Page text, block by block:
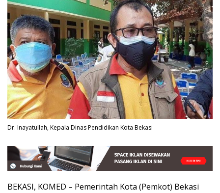
Dr. Inayatullah, Kepala Dinas Pendidikan Kota Bekasi
BEKASI, KOMED – Pemerintah Kota (Pemkot) Bekasi